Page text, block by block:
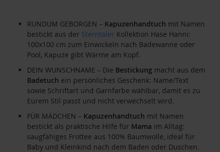
RUNDUM GEBORGEN – Kapuzenhandtuch mit Namen
bestickt aus der Sterntaler Kollektion Hase Hanni:
100x100 cm zum Einwickeln nach Badewanne oder
Pool, Kapuze gibt Wärme am Kopf.
DEIN WUNSCHNAME – Die Bestickung macht aus dem
Badetuch ein persönliches Geschenk: Name/Text
sowie Schriftart und Garnfarbe wählbar, damit es zu
Eurem Stil passt und nicht verwechselt wird.
FÜR MÄDCHEN – Kapuzenhandtuch mit Namen
bestickt als praktische Hilfe für Mama im Alltag:
saugfähiges Frottee aus 100% Baumwolle, ideal für
Baby und Kleinkind nach dem Baden oder Duschen.